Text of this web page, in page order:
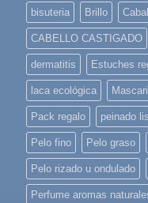
bisuteria Brillo
CABELLO CASTIGADO
dermatitis Estuches
laca ecológica
Pack regalo peinado
Pelo fino Pelo graso
Pelo rizado u ondulado
Perfume aromas